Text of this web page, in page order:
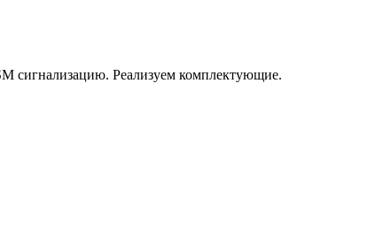
сигнализацию. Реализуем комплектующие.